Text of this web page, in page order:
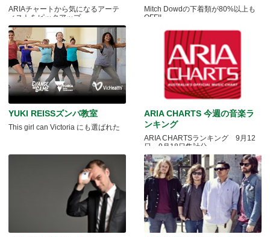
ARIAチャートから気になるアーテ
ィストをピックアップ
Mitch Dowdの下着類が80%以上も
OFF!!
YUKI REISSズンバ教室
This girl can Victoria にも選ばれた
ARIA CHARTS 今週の音楽ラ
ンキング
ARIA CHARTSランキング 9月12
日～9月18日集計分